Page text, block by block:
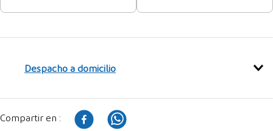
Despacho a domicilio